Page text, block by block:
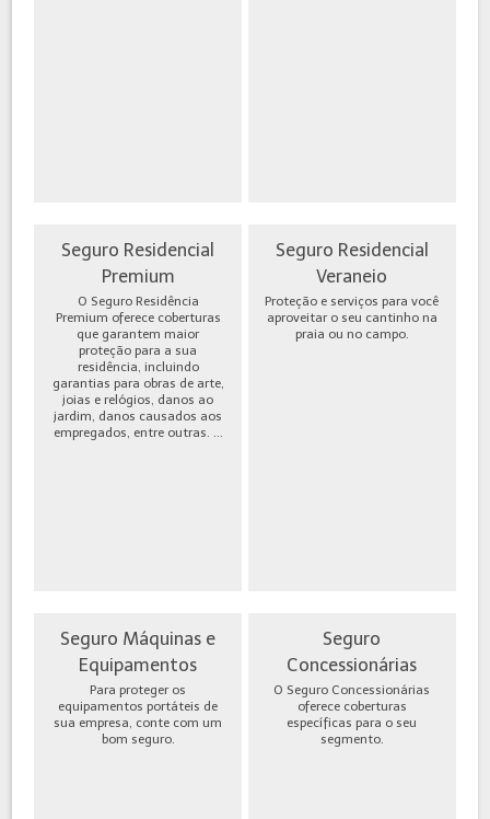
Seguro Residencial
Premium
O Seguro Residência
Premium oferece coberturas
que garantem maior
proteção para a sua
residência, incluindo
garantias para obras de arte,
joias e relógios, danos ao
jardim, danos causados aos
empregados, entre outras. ...
Seguro Residencial
Veraneio
Proteção e serviços para você
aproveitar o seu cantinho na
praia ou no campo.
Seguro Máquinas e
Equipamentos
Para proteger os
equipamentos portáteis de
sua empresa, conte com um
bom seguro.
Seguro
Concessionárias
O Seguro Concessionárias
oferece coberturas
específicas para o seu
segmento.